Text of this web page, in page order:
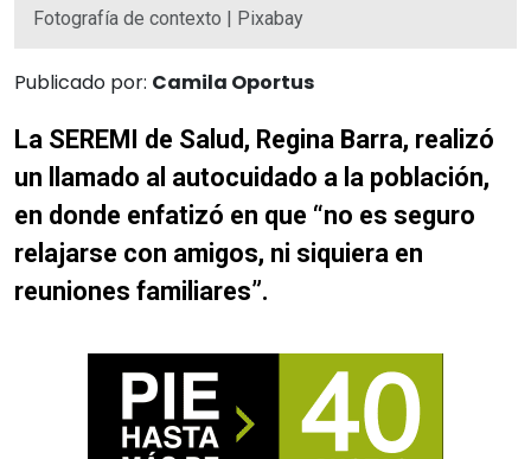
Fotografía de contexto | Pixabay
Publicado por: Camila Oportus
La SEREMI de Salud, Regina Barra, realizó
un llamado al autocuidado a la población,
en donde enfatizó en que “no es seguro
relajarse con amigos, ni siquiera en
reuniones familiares”.